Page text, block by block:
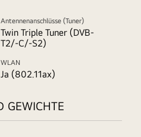
Antennenanschlüsse (Tuner)
Twin Triple Tuner (DVB-
T2/-C/-S2)
WLAN
Ja (802.11ax)
GEWICHTE